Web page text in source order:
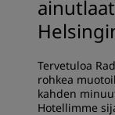
Tervetuloa
rohkea
kahden
Hotellimme